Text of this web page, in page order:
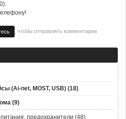
, чтобы отправлять комментарии
(Ai-net, MOST, USB) (18)
(9)
предохранители (48)